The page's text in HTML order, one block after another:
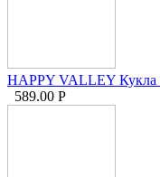
HAPPY VALLEY Кукла
589.00 Р